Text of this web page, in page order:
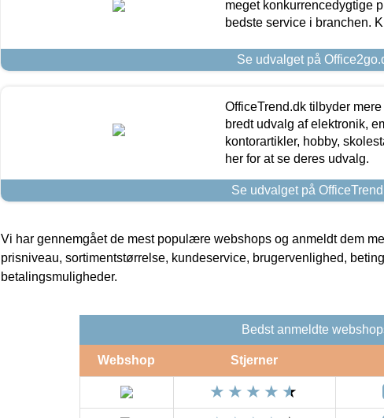
meget konkurrencedygtige
bedste service i branchen.
Se udvalget på
OfficeTrend.dk tilbyder
bredt udvalg af elektronik,
kontorartikler, hobby,
her for at se deres udvalg.
Se udvalget på
Vi har gennemgået de mest populære webshops og anmeldt dem
prisniveau, sortimentstørrelse, kundeservice, brugervenlighed,
betalingsmuligheder.
Bedst anmeldte
Webshop Stjerner